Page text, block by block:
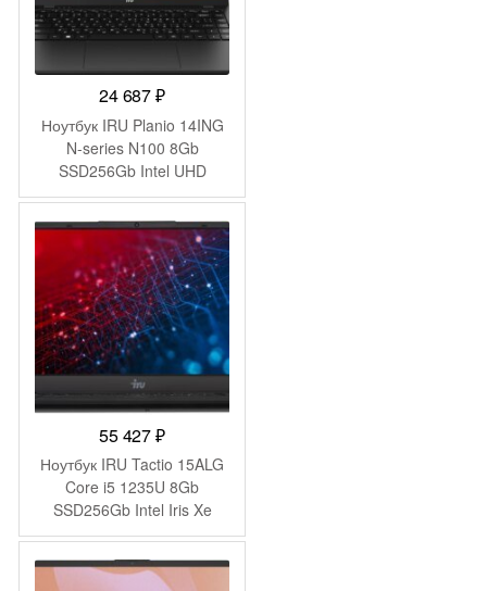
24 687₽
Ноутбук IRU Planio 14ING
N-series N100 8Gb
SSD256Gb Intel UHD
Graphics 14″ IPS FHD
(1920×1080) FreeDOS
black WiFi BT Cam
6000mAh (2058902)
55 427₽
Ноутбук IRU Tactio 15ALG
Core i5 1235U 8Gb
SSD256Gb Intel Iris Xe
graphics 15.6″ IPS FHD
Windows 11 Pro black WiFi
BT Cam (2044618)